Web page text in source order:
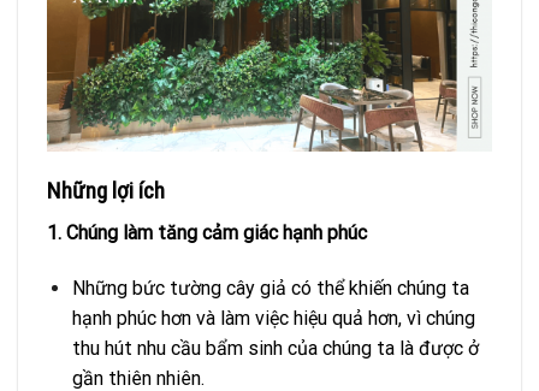
Những lợi ích
1. Chúng làm tăng cảm giác hạnh phúc
Những bức tường cây giả có thể khiến chúng ta
hạnh phúc hơn và làm việc hiệu quả hơn, vì chúng
thu hút nhu cầu bẩm sinh của chúng ta là được ở
gần thiên nhiên.